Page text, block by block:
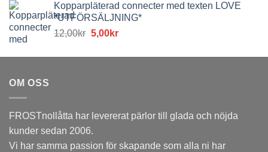
priset
var:
12,00kr.
priset
är:
5,00kr.
Kopparpläterad connecter med texten LOVE
*UTFÖRSÄLJNING*
12,00kr Det
priset
5,00krDet
priset
OM OSS
FROSTnollåtta har levererat pärlor till glada och nöjda
kunder sedan 2006.
Vi har samma passion för skapande som alla ni har